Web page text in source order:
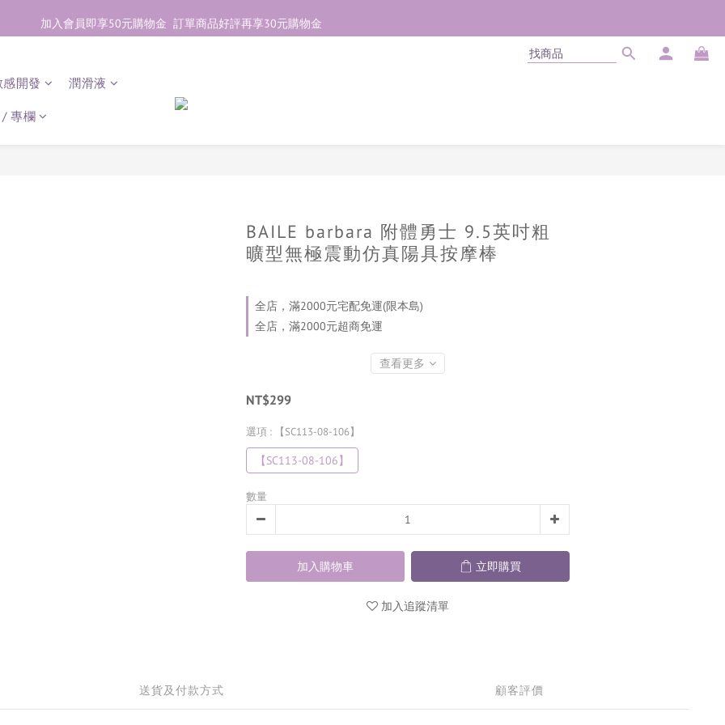
加入會員即享50元購物金  訂單商品好評再享30元購物金
加入會員即享50元購物金  訂單商品好評再享30元購物金
加入會員即享50元購物金  訂單商品好評再享30元購物金
感開發 潤滑液
專欄
BAILE barbara 附體勇士 9.5英吋粗
曠型無極震動仿真陽具按摩棒
全店，滿2000元宅配免運(限本島)
全店，滿2000元超商免運
查看更多
NT$299
選項 : 【SC113-08-106】
【SC113-08-106】
數量
加入購物車 立即購買
加入追蹤清單
送貨及付款方式 顧客評價